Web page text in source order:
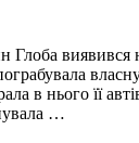
Глоба виявився
в нього її
…